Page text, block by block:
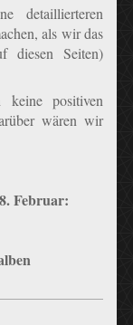
detaillierteren
als wir das
diesen Seiten)
positiven
wären wir
Februar: